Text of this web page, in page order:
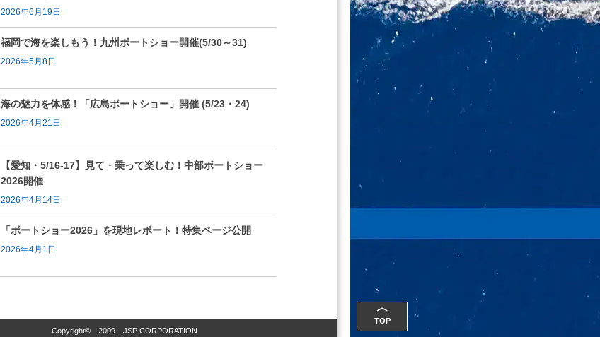
2026年6月19日
福岡で海を楽しもう！九州ボートショー開催(5/30～31)
2026年5月8日
海の魅力を体感！「広島ボートショー」開催 (5/23・24)
2026年4月21日
【愛知・5/16-17】見て・乗って楽しむ！中部ボートショー
2026開催
2026年4月14日
「ボートショー2026」を現地レポート！特集ページ公開
2026年4月1日
Copyright© 2009 JSP CORPORATION
︿
TOP